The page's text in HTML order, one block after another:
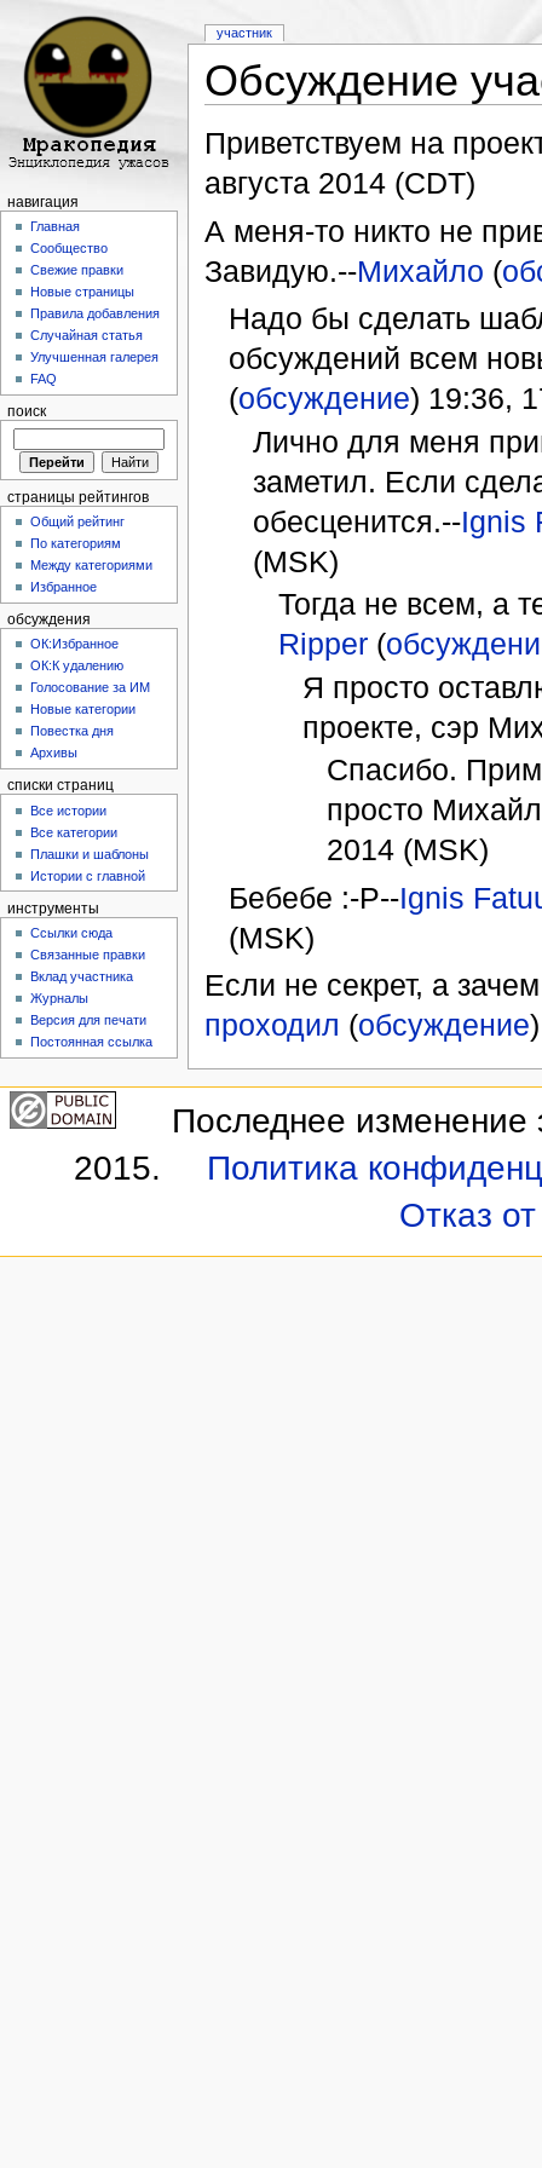
Обсуждение
Приветствуем на
августа 2014 (CDT)
А меня-то никто не
Завидую.--Михайло (
Надо бы сделать
обсуждений всем
(обсуждение) 19:36,
Лично для меня
заметил. Если
обесценится.--Ignis
(MSK)
Тогда не всем, а
Ripper(
Я просто
проекте, сэр
Спасибо.
просто
2014 (MSK)
Бебебе :-Р--Ignis
(MSK)
Если не секрет, а
проходил (обсуждение
участник
навигация
Главная
Сообщество
Свежие правки
Новые страницы
Правила добавления
Случайная статья
Улучшенная галерея
FAQ
поиск
страницы рейтингов
Общий рейтинг
По категориям
Между категориями
Избранное
обсуждения
ОК:Избранное
ОК:К удалению
Голосование за ИМ
Новые категории
Повестка дня
Архивы
списки страниц
Все истории
Все категории
Плашки и шаблоны
Истории с главной
инструменты
Ссылки сюда
Связанные правки
Вклад участника
Журналы
Версия для печати
Постоянная ссылка
Последнее
2015.
Политика
Отказ